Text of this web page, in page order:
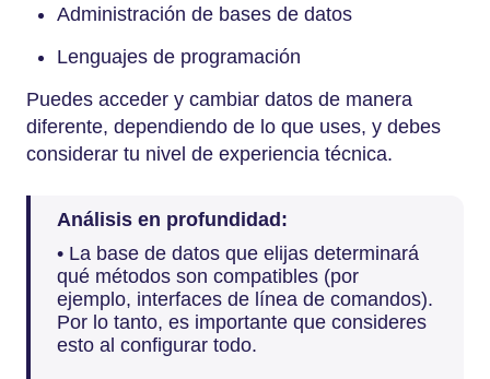
Administración de bases de datos
Lenguajes de programación
Puedes acceder y cambiar datos de manera
diferente, dependiendo de lo que uses, y debes
considerar tu nivel de experiencia técnica.
Análisis en profundidad:
• La base de datos que elijas determinará
qué métodos son compatibles (por
ejemplo, interfaces de línea de comandos).
Por lo tanto, es importante que consideres
esto al configurar todo.